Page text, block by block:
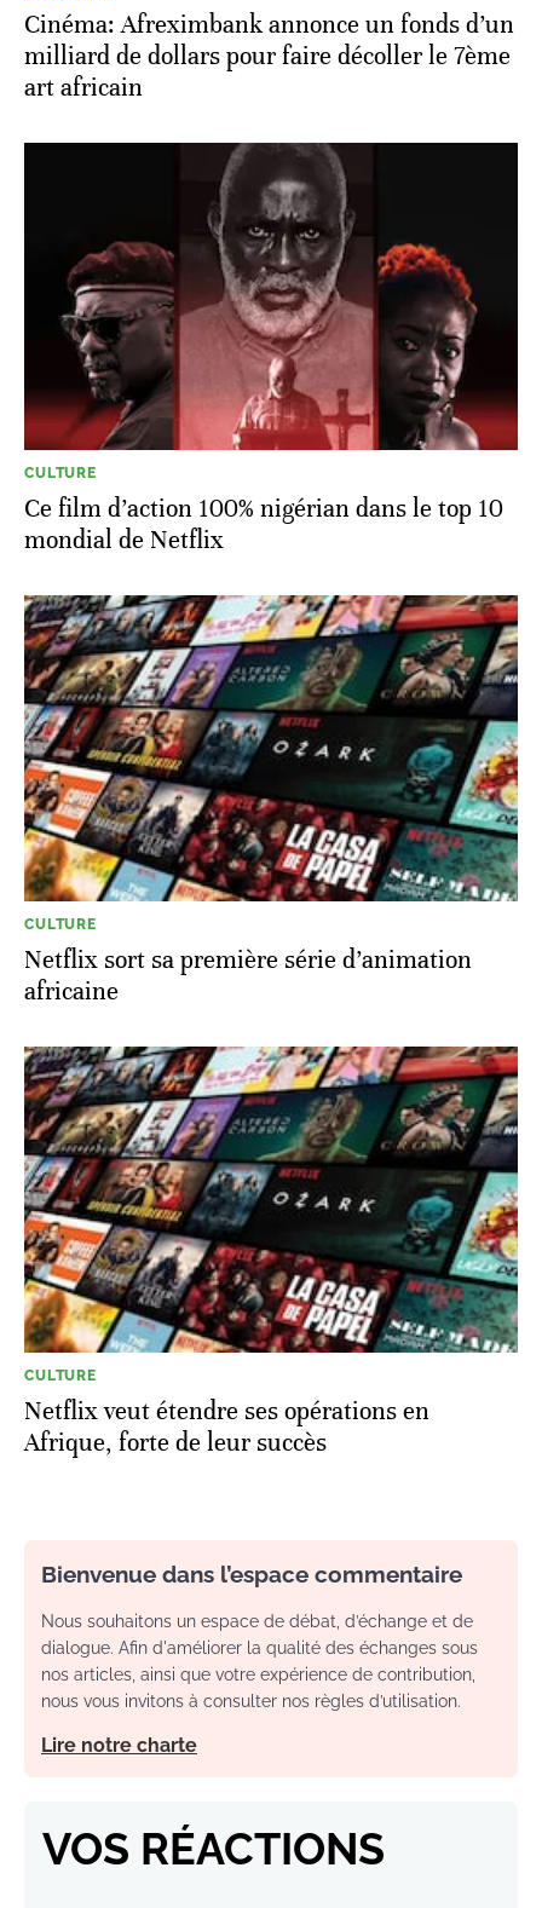
Cinéma: Afreximbank annonce un fonds d’un
milliard de dollars pour faire décoller le 7ème
art africain
CULTURE
Ce film d’action 100% nigérian dans le top 10
mondial de Netflix
CULTURE
Netflix sort sa première série d’animation
africaine
CULTURE
Netflix veut étendre ses opérations en
Afrique, forte de leur succès
Bienvenue dans l’espace commentaire
Nous souhaitons un espace de débat, d’échange et de
dialogue. Afin d'améliorer la qualité des échanges sous
nos articles, ainsi que votre expérience de contribution,
nous vous invitons à consulter nos règles d’utilisation.
Lire notre charte
VOS RÉACTIONS